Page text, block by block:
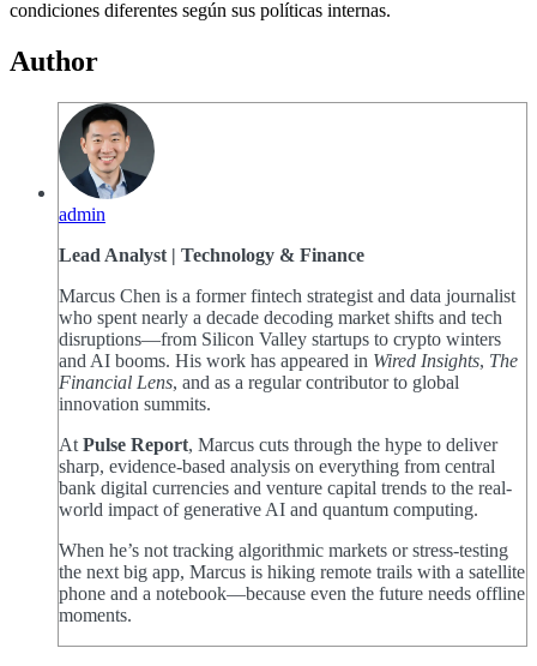
condiciones diferentes según sus políticas internas.
Author
admin
Lead Analyst | Technology & Finance
Marcus Chen is a former fintech strategist and data journalist
who spent nearly a decade decoding market shifts and tech
disruptions—from Silicon Valley startups to crypto winters
and AI booms. His work has appeared in Wired Insights, The
Financial Lens, and as a regular contributor to global
innovation summits.
At Pulse Report, Marcus cuts through the hype to deliver
sharp, evidence-based analysis on everything from central
bank digital currencies and venture capital trends to the real-
world impact of generative AI and quantum computing.
When he’s not tracking algorithmic markets or stress-testing
the next big app, Marcus is hiking remote trails with a satellite
phone and a notebook—because even the future needs offline
moments.